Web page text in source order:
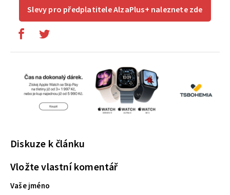
Slevy pro předplatitele AlzaPlus+ naleznete zde
Diskuze k článku
Vložte vlastní komentář
Vaše jméno